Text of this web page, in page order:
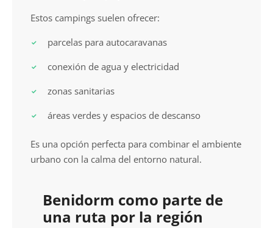
Estos campings suelen ofrecer:
parcelas para autocaravanas
conexión de agua y electricidad
zonas sanitarias
áreas verdes y espacios de descanso
Es una opción perfecta para combinar el ambiente
urbano con la calma del entorno natural.
Benidorm como parte de
una ruta por la región